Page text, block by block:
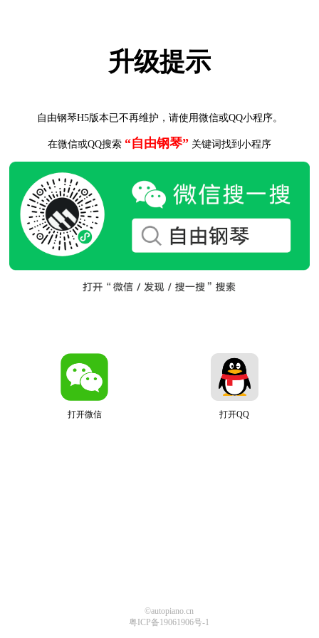
升级提示
自由钢琴H5版本已不再维护，请使用微信或QQ小程序。
在微信或QQ搜索 “自由钢琴” 关键词找到小程序
打开微信 打开QQ
©autopiano.cn
粤ICP备19061906号-1